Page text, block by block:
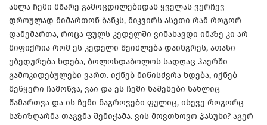
ახლა ჩემი მწარე გამოცდილებიდან ყველას ვურჩევ
დროულად მიმართონ ბანკს, მიკვირს ასეთი რამ როგორ
დამემართა, როცა ფულს კედელში ვინახავდი იმაზე კი არ
მიფიქრია რომ ეს კედელი შეიძლება დაინგრეს, ათასი
უბედურება ხდება, ბოლოსდაბოლოს სადღაც ჰაერში
გამოკიდებულები ვართ. იქნებ მიწისძვრა ხდება, იქნებ
მეწყერი ჩამოწვა, ვაი და ეს ჩემი ნაშენები სახლიც
წამართვა და ის ჩემი ნაგროვები ფულიც, ისევე როგორც
საზიზღარმა თაგვმა შემიჭამა. ვის მოვთხოვო პასუხი? აგერ